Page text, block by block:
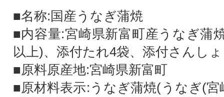
■名称:国産うなぎ蒲焼
■内容量:宮崎県新富町産うなぎ蒲
以上)、添付たれ4袋、添付さんし
■原料原産地:宮崎県新富町
■原材料表示:うなぎ蒲焼(うなぎ(宮